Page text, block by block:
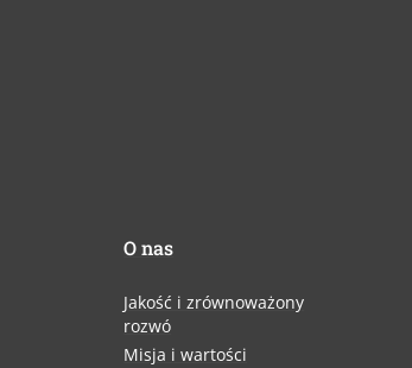
O nas
Jakość i zrównoważony
rozwó
Misja i wartości